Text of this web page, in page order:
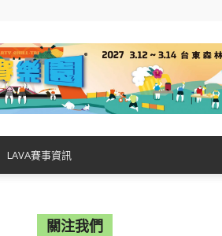
LAVA賽事資訊
關注我們